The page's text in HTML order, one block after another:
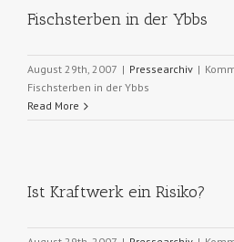
Fischsterben in der Ybbs
August 29th, 2007 | Pressearchiv |
Fischsterben in der Ybbs
Read More
Ist Kraftwerk ein Risiko?